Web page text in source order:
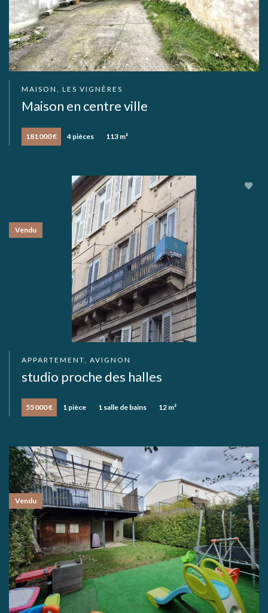
MAISON, LES VIGNÈRES
Maison en centre ville
181 000 € 4 pièces 113 m²
APPARTEMENT, AVIGNON
studio proche des halles
55 000 € 1 pièce 1 salle de bains 12 m²
Vendu
Vendu